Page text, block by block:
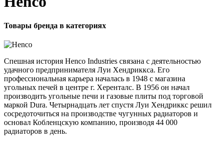
Товары бренда в категориях
Спешная история Henco Industries связана с деятельностью
удачного предпринимателя Луи Хендриккса. Его
профессиональная карьера началась в 1948 с магазина
угольных печей в центре г. Херенталс. В 1956 он начал
производить угольные печи и газовые плиты под торговой
маркой Dura. Четырнадцать лет спустя Луи Хендриккс решил
сосредоточиться на производстве чугунных радиаторов и
основал Кобленцскую компанию, производя 44 000
радиаторов в день.